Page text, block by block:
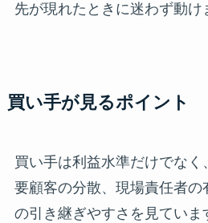
先が現れたときに迷わず動け
買い手が見るポイント
買い手は利益水準だけでな
要顧客の分散、現場責任者の
の引き継ぎやすさを見ていま